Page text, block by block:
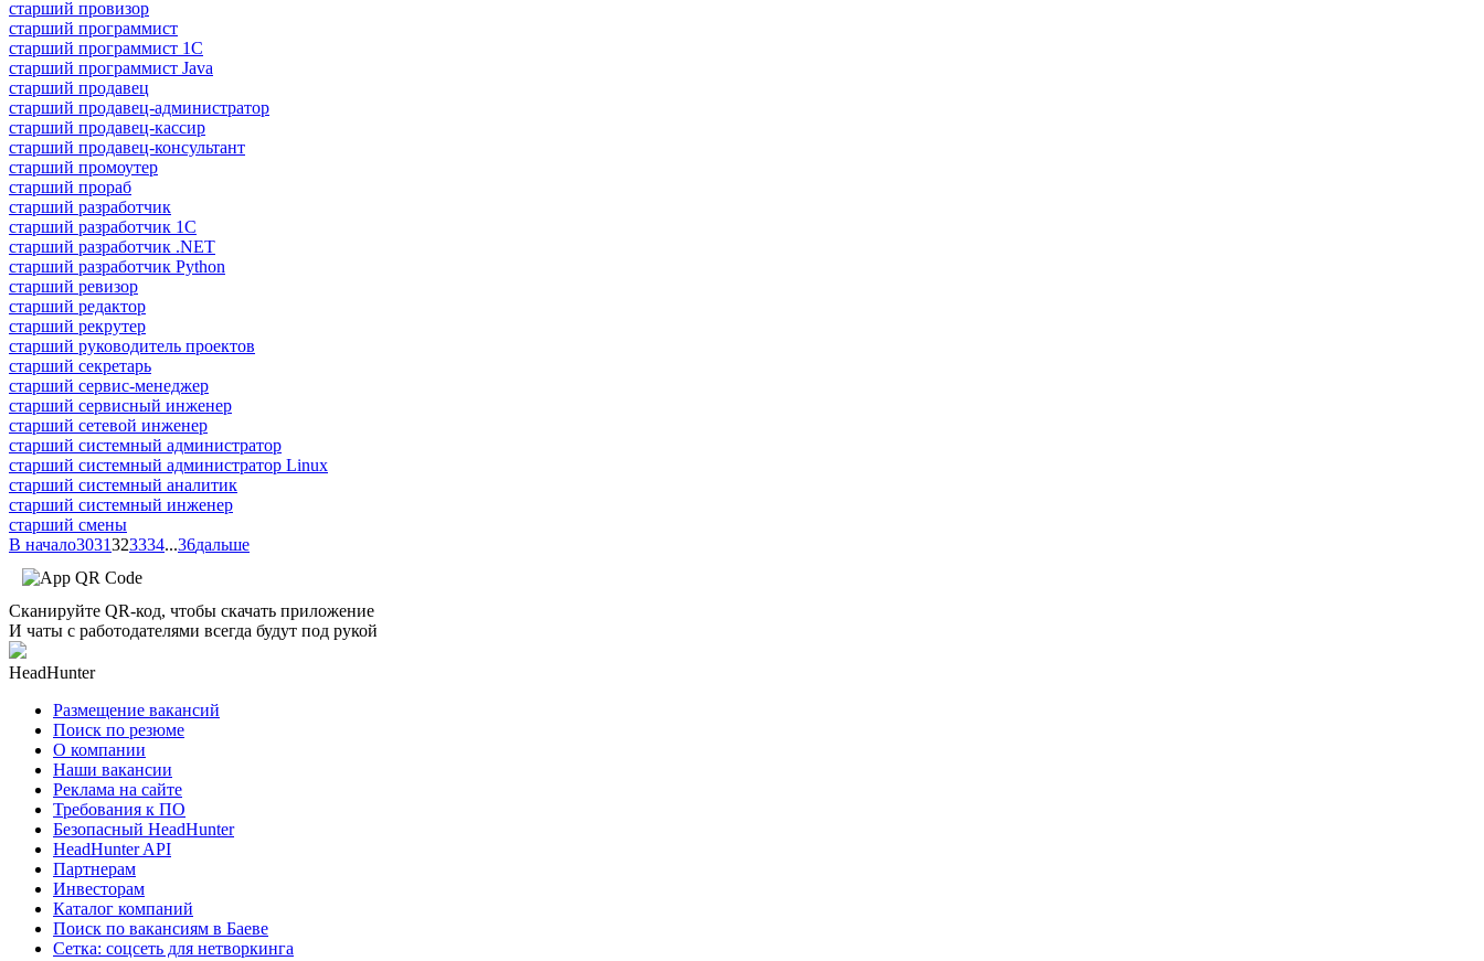
старший провизор
старший программист
старший программист 1С
старший программист Java
старший продавец
старший продавец-администратор
старший продавец-кассир
старший продавец-консультант
старший промоутер
старший прораб
старший разработчик
старший разработчик 1С
старший разработчик .NET
старший разработчик Python
старший ревизор
старший редактор
старший рекрутер
старший руководитель проектов
старший секретарь
старший сервис-менеджер
старший сервисный инженер
старший сетевой инженер
старший системный администратор
старший системный администратор Linux
старший системный аналитик
старший системный инженер
старший смены
В начало3031323334...36дальше
Сканируйте QR-код, чтобы скачать приложение
И чаты с работодателями всегда будут под рукой
HeadHunter
Размещение вакансий
Поиск по резюме
О компании
Наши вакансии
Реклама на сайте
Требования к ПО
Безопасный HeadHunter
HeadHunter API
Партнерам
Инвесторам
Каталог компаний
Поиск по вакансиям в Баеве
Сетка: соцсеть для нетворкинга